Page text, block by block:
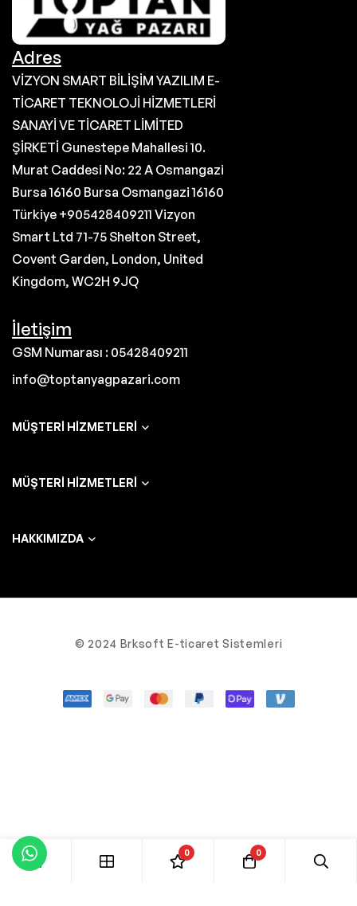
Adres
VİZYON SMART BİLİŞİM YAZILIM E-
TİCARET TEKNOLOJİ HİZMETLERİ
SANAYİ VE TİCARET LİMİTED
ŞİRKETİ Gunestepe Mahallesi 10.
Murat Caddesi No: 22 A Osmangazi
Bursa 16160 Bursa Osmangazi 16160
Türkiye +905428409211 Vizyon
Smart Ltd 71-75 Shelton Street,
Covent Garden, London, United
Kingdom, WC2H 9JQ
İletişim
GSM Numarası : 05428409211
info@toptanyagpazari.com
MÜŞTERI HIZMETLERI
MÜŞTERI HIZMETLERI
HAKKIMIZDA
© 2024 Brksoft E-ticaret Sistemleri
0 0